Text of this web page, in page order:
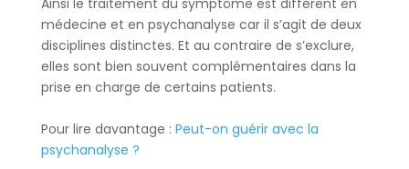
médecine et en psychanalyse car il s’agit de deux
disciplines distinctes. Et au contraire de s’exclure,
elles sont bien souvent complémentaires dans la
prise en charge de certains patients.
Pour lire davantage : Peut-on guérir avec la
psychanalyse ?